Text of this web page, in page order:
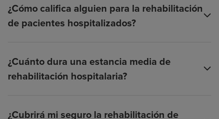
¿Cómo califica alguien para la rehabilitación
de pacientes hospitalizados?
¿Cuánto dura una estancia media de
rehabilitación hospitalaria?
¿Cubrirá mi seguro la rehabilitación de